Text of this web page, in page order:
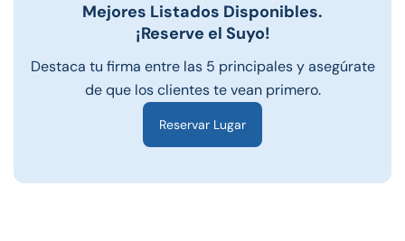
Mejores Listados Disponibles.
¡Reserve el Suyo!
Destaca tu firma entre las 5 principales y asegúrate
de que los clientes te vean primero.
Reservar Lugar